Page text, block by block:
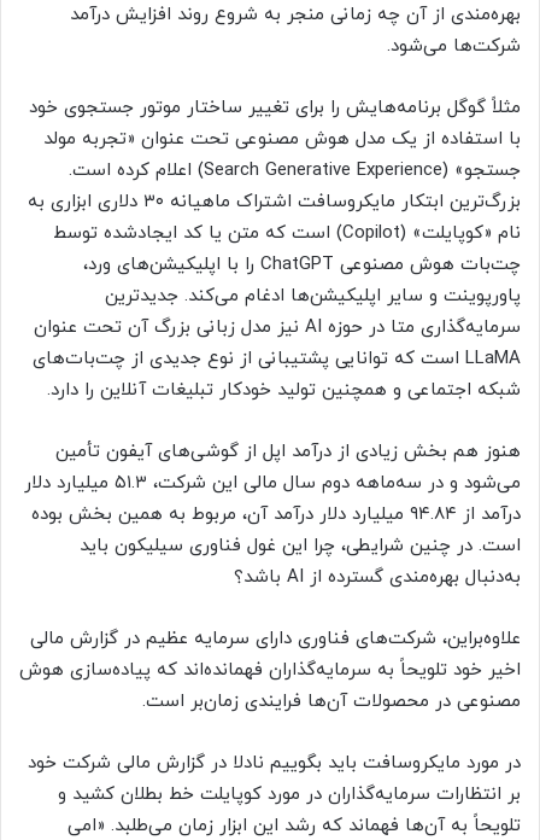
بهره‌مندی از آن چه زمانی منجر به شروع روند افزایش درآمد
شرکت‌ها می‌شود.
مثلاً گوگل برنامه‌هایش را برای تغییر ساختار موتور جستجوی خود
با استفاده از یک مدل هوش مصنوعی تحت عنوان «تجربه مولد
جستجو» (Search Generative Experience) اعلام کرده است.
بزرگ‌ترین ابتکار مایکروسافت اشتراک ماهیانه ۳۰ دلاری ابزاری به
نام «کوپایلت» (Copilot) است که متن یا کد ایجادشده توسط
چت‌بات هوش مصنوعی ChatGPT را با اپلیکیشن‌های ورد،
پاورپوینت و سایر اپلیکیشن‌ها ادغام می‌کند. جدیدترین
سرمایه‌گذاری متا در حوزه AI نیز مدل زبانی بزرگ آن تحت عنوان
LLaMA است که توانایی پشتیبانی از نوع جدیدی از چت‌بات‌های
شبکه اجتماعی و همچنین تولید خودکار تبلیغات آنلاین را دارد.
هنوز هم بخش زیادی از درآمد اپل از گوشی‌های آیفون تأمین
می‌شود و در سه‌ماهه دوم سال مالی این شرکت، ۵۱.۳ میلیارد دلار
درآمد از ۹۴.۸۴ میلیارد دلار درآمد آن، مربوط به همین بخش بوده
است. در چنین شرایطی، چرا این غول فناوری سیلیکون باید
به‌دنبال بهره‌مندی گسترده از AI باشد؟
علاوه‌براین، شرکت‌های فناوری دارای سرمایه عظیم در گزارش مالی
اخیر خود تلویحاً به سرمایه‌گذاران فهمانده‌اند که پیاده‌سازی هوش
مصنوعی در محصولات آن‌ها فرایندی زمان‌بر است.
در مورد مایکروسافت باید بگوییم نادلا در گزارش مالی شرکت خود
بر انتظارات سرمایه‌گذاران در مورد کوپایلت خط بطلان کشید و
تلویحاً به آن‌ها فهماند که رشد این ابزار زمان می‌طلبد. «امی